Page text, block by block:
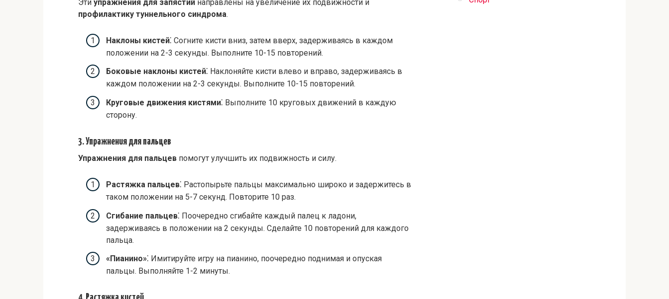
Эти упражнения для запястий направлены на увеличение их подвижности и
профилактику туннельного синдрома.
Наклоны кистей⁚ Согните кисти вниз, затем вверх, задерживаясь в каждом
положении на 2-3 секунды. Выполните 10-15 повторений.
Боковые наклоны кистей⁚ Наклоняйте кисти влево и вправо, задерживаясь в
каждом положении на 2-3 секунды. Выполните 10-15 повторений.
Круговые движения кистями⁚ Выполните 10 круговых движений в каждую
сторону.
3. Упражнения для пальцев
Упражнения для пальцев помогут улучшить их подвижность и силу.
Растяжка пальцев⁚ Растопырьте пальцы максимально широко и задержитесь в
таком положении на 5-7 секунд. Повторите 10 раз.
Сгибание пальцев⁚ Поочередно сгибайте каждый палец к ладони,
задерживаясь в положении на 2 секунды. Сделайте 10 повторений для каждого
пальца.
«Пианино»⁚ Имитируйте игру на пианино, поочередно поднимая и опуская
пальцы. Выполняйте 1-2 минуты.